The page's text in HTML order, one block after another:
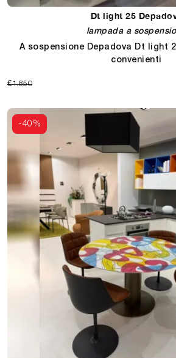
Dt light 25
lampada a
A sospensione Depadova Dt light
convenienti
€1.850
-40%